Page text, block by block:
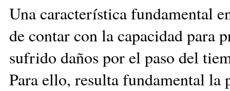
Una característica fundamental
de contar con la capacidad para
sufrido daños por el paso del
Para ello, resulta fundamental la